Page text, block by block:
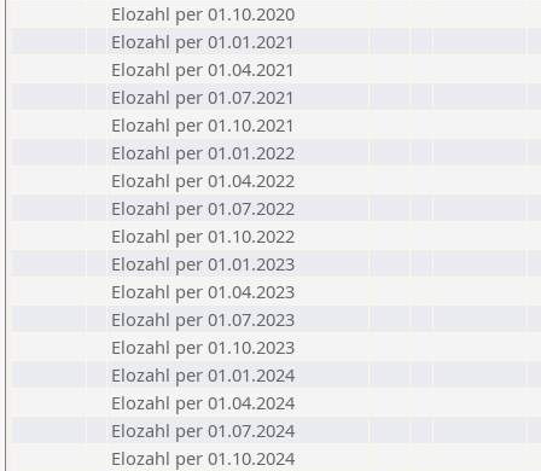
Elozahl per 01.10.2020
Elozahl per 01.01.2021
Elozahl per 01.04.2021
Elozahl per 01.07.2021
Elozahl per 01.10.2021
Elozahl per 01.01.2022
Elozahl per 01.04.2022
Elozahl per 01.07.2022
Elozahl per 01.10.2022
Elozahl per 01.01.2023
Elozahl per 01.04.2023
Elozahl per 01.07.2023
Elozahl per 01.10.2023
Elozahl per 01.01.2024
Elozahl per 01.04.2024
Elozahl per 01.07.2024
Elozahl per 01.10.2024